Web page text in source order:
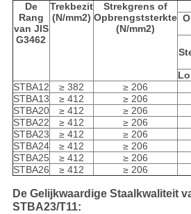
De
Rang
van JIS
G3462
Trekbezit
(N/mm2)
Strekgrens of
Opbrengststerkte
(N/mm2)
STBA12
≥ 382 ≥ 206
STBA13
≥ 412 ≥ 206
STBA20
≥ 412 ≥ 206
STBA22
≥ 412 ≥ 206
STBA23
≥ 412 ≥ 206
STBA24
≥ 412 ≥ 206
STBA25
≥ 412 ≥ 206
STBA26
≥ 412 ≥ 206
De Gelijkwaardige Staalkwaliteit
STBA23/T11: